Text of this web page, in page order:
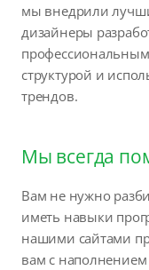
мы внедрили
дизайнеры
структурой и
трендов.
Мы всегда
Вам не нужно
иметь навыки
нашими сайтами
вам с